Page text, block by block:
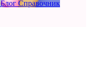
Блог Справочник